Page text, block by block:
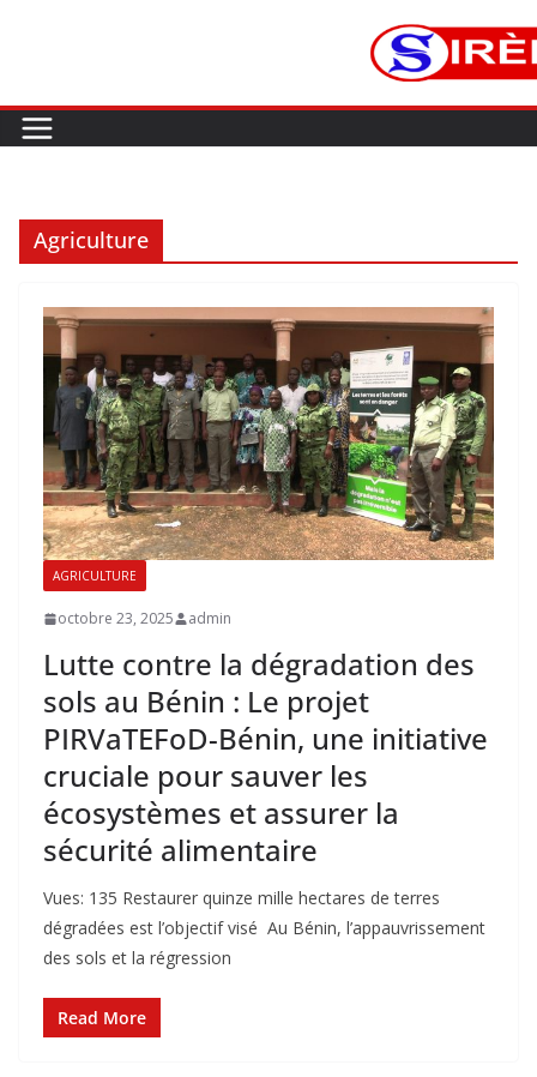
Agriculture
AGRICULTURE
octobre 23, 2025 admin
Lutte contre la dégradation des
sols au Bénin : Le projet
PIRVaTEFoD-Bénin, une initiative
cruciale pour sauver les
écosystèmes et assurer la
sécurité alimentaire
Vues: 135 Restaurer quinze mille hectares de terres
dégradées est l’objectif visé Au Bénin, l’appauvrissement
des sols et la régression
Read More